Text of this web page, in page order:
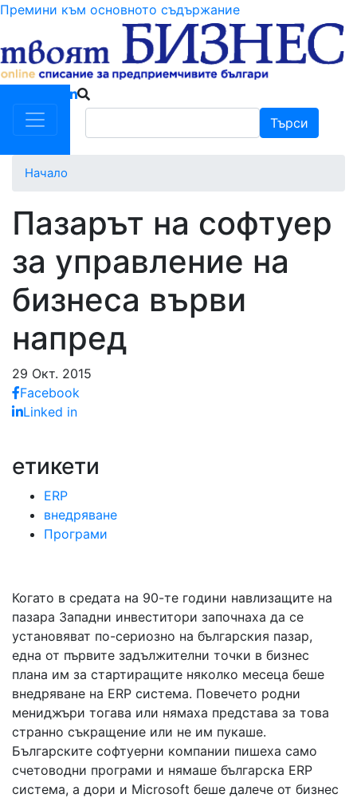
Премини към основното съдържание
Търси
Начало
Пазарът на софтуер
за управление на
бизнеса върви
напред
29 Окт. 2015
Facebook
Linked in
етикети
ERP
внедряване
Програми
Когато в средата на 90-те години навлизащите на
пазара Западни инвеститори започнаха да се
установяват по-сериозно на българския пазар,
една от първите задължителни точки в бизнес
плана им за стартиращите няколко месеца беше
внедряване на ERP система. Повечето родни
мениджъри тогава или нямаха представа за това
странно съкращение или не им пукаше.
Българските софтуерни компании пишеха само
счетоводни програми и нямаше българска ERP
система, а дори и Microsoft беше далече от бизнес